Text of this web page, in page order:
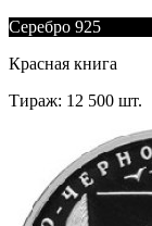
Серебро 925
Красная книга
Тираж: 12 500 шт.